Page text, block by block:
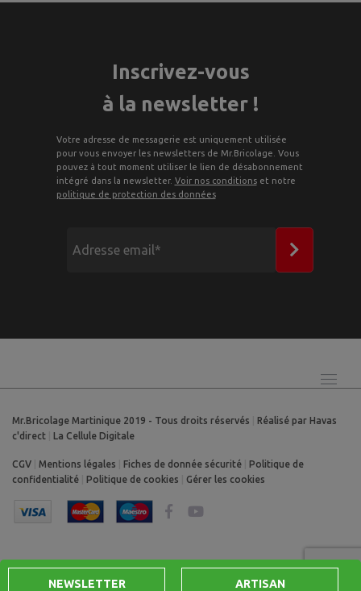
Inscrivez-vous
à la newsletter !
Votre adresse de messagerie est uniquement utilisée
pour vous envoyer les newsletters de Mr.Bricolage. Vous
pouvez à tout moment utiliser le lien de désabonnement
intégré dans la newsletter. Voir nos conditionset notre
politique de protection des données
Mr.Bricolage Martinique 2019 - Tous droits réservés
Réalisé par Havas
c'direct
La Cellule Digitale
CGV Mentions légales Fiches de donnée sécurité
Politique de
confidentialité
Politique de cookies Gérer les cookies
NEWSLETTER ARTISAN